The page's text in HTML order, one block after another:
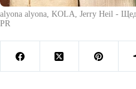
alyona alyona, KOLA, Jerry Heil -
PR